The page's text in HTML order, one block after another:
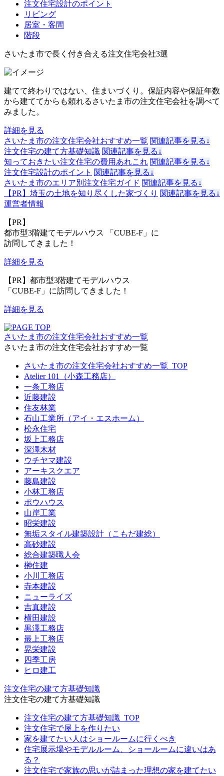
注文住宅設計のポイント
リビング
居室・客間
階段
さいたま市で長く付き合える注文住宅会社3選
建てて終わりではない、住まいづくり。保証内容や保証年数
から建ててからも頼れるさいたま市の注文住宅会社を調べて
みました。
詳細を見る
さいたま市の注文住宅会社おすすめ一覧 関連記事を見る↓
注文住宅の建て方基礎知識 関連記事を見る↓
知っておきたい注文住宅の費用あれこれ 関連記事を見る↓
注文住宅設計のポイント 関連記事を見る↓
さいたま市のエリア別注文住宅ガイド 関連記事を見る↓
【PR】埼玉の土地を知り尽くした家づくり 関連記事を見る↓
運営者情報
【PR】
都市型3階建てモデルハウス 「CUBE-F」に
訪問してきました！
詳細を見る
【PR】都市型3階建てモデルハウス
「CUBE-F」に訪問してきました！
詳細を見る
さいたま市の注文住宅会社おすすめ一覧
さいたま市の注文住宅会社おすすめ一覧
さいたま市の注文住宅会社おすすめ一覧_TOP
Atelier 101（小森工務店）
一条工務店
近藤建設
住友林業
石山工業所（アイ・エスホーム）
松永住宅
坂上工務店
深澤木材
ウチヤマ建設
アーキスクエア
藤島建設
小林工務店
ポウハウス
山岸工業
昭栄建設
無垢スタイル建築設計（こもだ建総）
高砂建設
総合建築職人会
榊住建
小川工務店
寺本建設
ニューライズ
吉真建設
横田建設
黒澤工務店
最上工務店
晃栄建設
四季工房
ヒロ建工
注文住宅の建て方基礎知識
注文住宅の建て方基礎知識
注文住宅の建て方基礎知識_TOP
注文住宅で屋上を作りたい
家を建てたい人はショールームに行くべき
住宅展示場やモデルルーム、ショールームに違いはあ
る？
注文住宅で家族の思いが詰まった理想の家を建てたい